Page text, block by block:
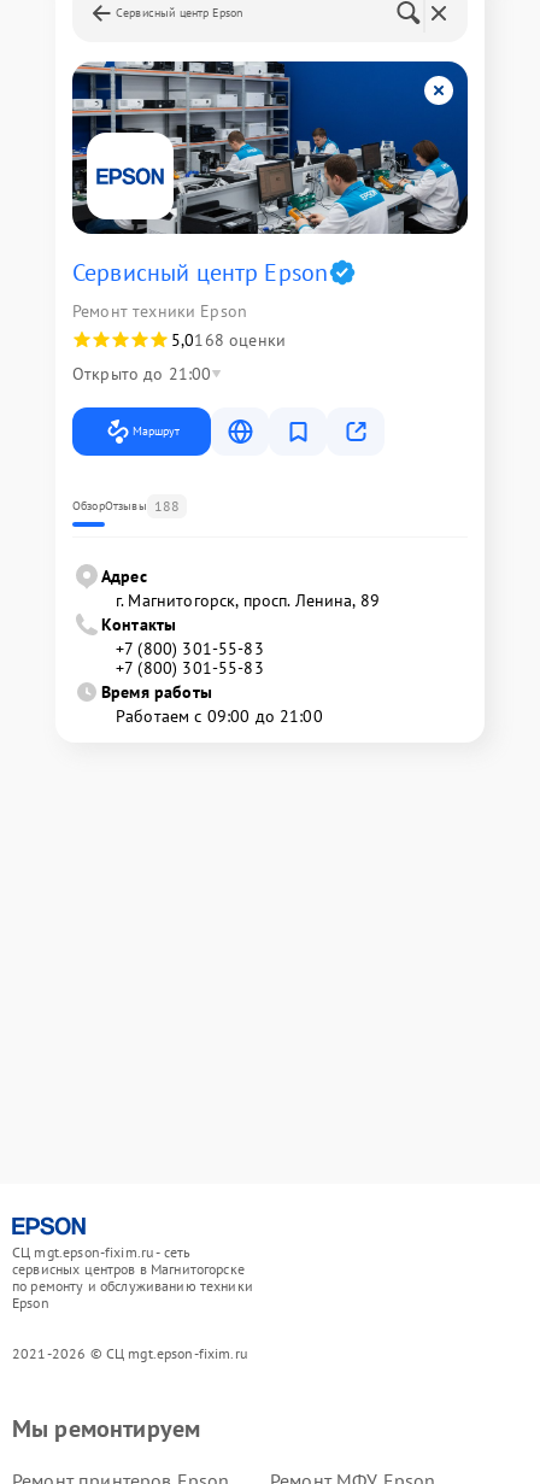
Сервисный центр Epson
Сервисный центр Epson
Ремонт техники Epson
5,0168 оценки
Открыто до 21:00
Маршрут
ОбзорОтзывы 188
Адрес
г. Магнитогорск, просп. Ленина, 89
Контакты
+7 (800) 301-55-83
+7 (800) 301-55-83
Время работы
Работаем с 09:00 до 21:00
СЦ mgt.epson-fixim.ru - сеть
сервисных центров в Магнитогорске
по ремонту и обслуживанию техники
Epson
2021-2026 © СЦ mgt.epson-fixim.ru
Мы ремонтируем